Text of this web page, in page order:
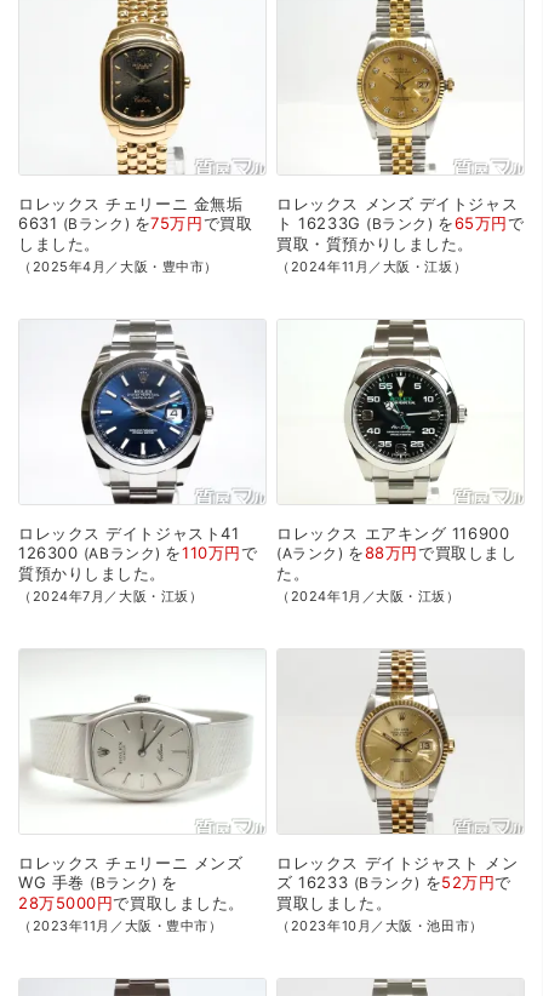
ロレックス チェリーニ 金無垢
6631
Bランク を75万円で買取
しました。
（2025年4月／大阪・豊中市）
ロレックス メンズ デイトジャス
ト 16233G Bランク を65万円で
買取・質預かり しました。
（2024年11月／大阪・江坂）
ロレックス デイトジャスト41
126300
ABランク を110万円で
質預かり しました。
（2024年7月／大阪・江坂）
ロレックス エアキング 116900
Aランク を88万円で買取 しまし
た。
（2024年1月／大阪・江坂）
ロレックス チェリーニ
メンズ
WG 手巻 Bランク を
28万5000円で買取 しました。
（2023年11月／大阪・豊中市）
ロレックス デイトジャスト
メン
ズ 16233 Bランク を52万円で
買取 しました。
（2023年10月／大阪・池田市）